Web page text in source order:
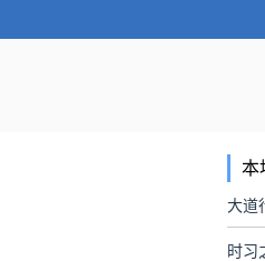
本
时习